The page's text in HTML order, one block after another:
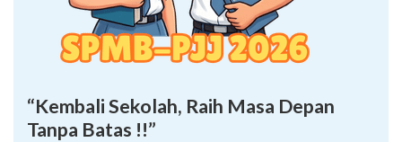
“Kembali Sekolah, Raih Masa Depan
Tanpa Batas !!”